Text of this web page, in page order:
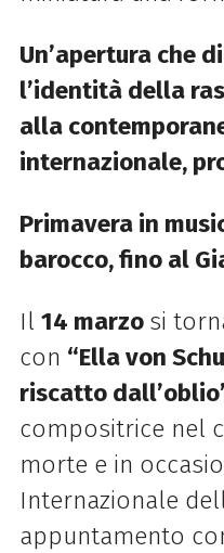
Un’apertura che
l’identità della
alla
internazionale,
Primavera in
barocco, fino al
Il 14 marzo si
con “Ella von
riscatto
compositrice nel
morte e in
Internazionale
appuntamento